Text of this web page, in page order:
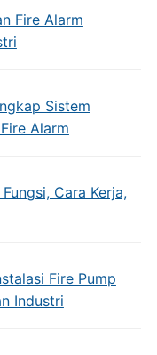
Fire Alarm
Sistem
Alarm
Cara Kerja,
Fire Pump
Industri